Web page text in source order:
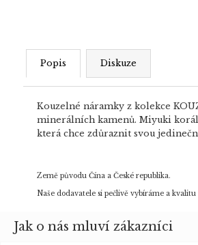
Popis Diskuze
Kouzelné náramky z kolekce
minerálních kamenů. Miyuki
která chce zdůraznit svou
Země původu Čína a České republika.
Naše dodavatele si pečlivě vybíráme a